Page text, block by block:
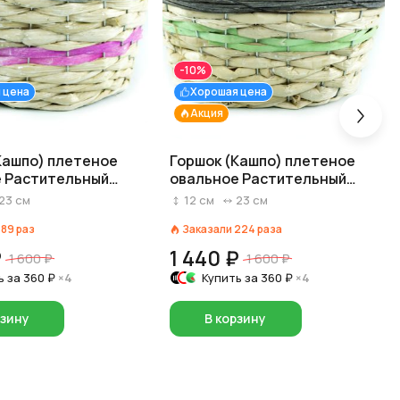
плетеное
Растительный
23 x 15 см H 12 см
23 см
раз
1 600 ₽
за360 ₽ ×4
Акция
Хорошая цена
-10%
Горшок (Кашпо) плетеное
овальное Растительный
материал D 23 x 15 см H 12 см
12 см 23 см
Заказали 224раза
1 440 ₽ 1 600 ₽
Купить за 360 ₽ ×4
В корзину